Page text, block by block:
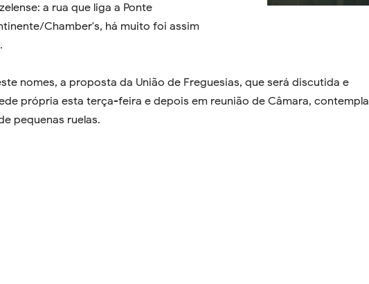
a rua que liga a Ponte
Chamber's, há muito foi assim
nomes, a proposta da União de Freguesias, que será discutida e
própria esta terça-feira e depois em reunião de Câmara, contempla
pequenas ruelas.